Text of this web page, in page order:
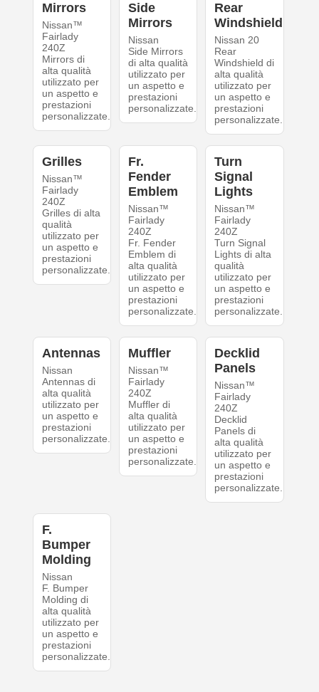
Mirrors
Nissan™
Fairlady
240Z
Mirrors di
alta qualità
utilizzato per
un aspetto e
prestazioni
personalizzate.
Side
Mirrors
Nissan
Side Mirrors
di alta qualità
utilizzato per
un aspetto e
prestazioni
personalizzate.
Rear
Windshield
Nissan 20
Rear
Windshield di
alta qualità
utilizzato per
un aspetto e
prestazioni
personalizzate.
Grilles
Nissan™
Fairlady
240Z
Grilles di alta
qualità
utilizzato per
un aspetto e
prestazioni
personalizzate.
Fr.
Fender
Emblem
Nissan™
Fairlady
240Z
Fr. Fender
Emblem di
alta qualità
utilizzato per
un aspetto e
prestazioni
personalizzate.
Turn
Signal
Lights
Nissan™
Fairlady
240Z
Turn Signal
Lights di alta
qualità
utilizzato per
un aspetto e
prestazioni
personalizzate.
Antennas
Nissan
Antennas di
alta qualità
utilizzato per
un aspetto e
prestazioni
personalizzate.
Muffler
Nissan™
Fairlady
240Z
Muffler di
alta qualità
utilizzato per
un aspetto e
prestazioni
personalizzate.
Decklid
Panels
Nissan™
Fairlady
240Z
Decklid
Panels di
alta qualità
utilizzato per
un aspetto e
prestazioni
personalizzate.
F.
Bumper
Molding
Nissan
F. Bumper
Molding di
alta qualità
utilizzato per
un aspetto e
prestazioni
personalizzate.